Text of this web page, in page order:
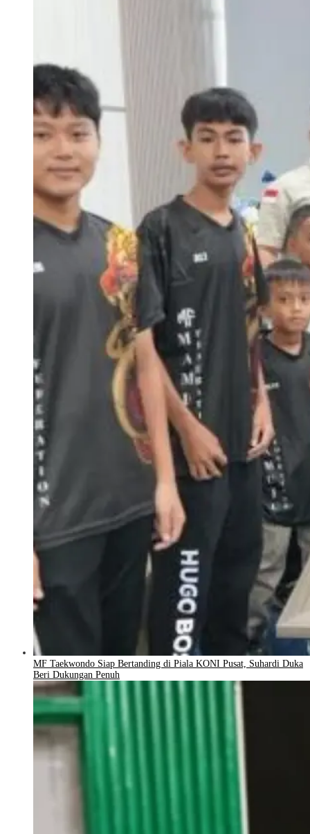
MF Taekwondo Siap Bertanding di Piala KONI Pusat, Suhardi Duka
Beri Dukungan Penuh